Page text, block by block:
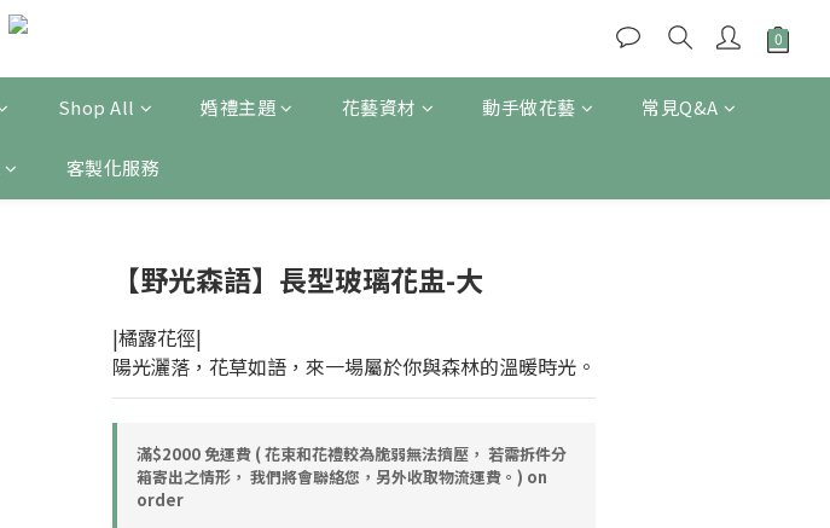
Shop All 婚禮主題 花藝資材 動手做花藝 常見Q&A
客製化服務
【野光森語】長型玻璃花盅-大
|橘露花徑|
陽光灑落，花草如語，來一場屬於你與森林的溫暖時光。
滿$2000 免運費 ( 花束和花禮較為脆弱無法擠壓， 若需拆件分
箱寄出之情形， 我們將會聯絡您，另外收取物流運費。) on
order